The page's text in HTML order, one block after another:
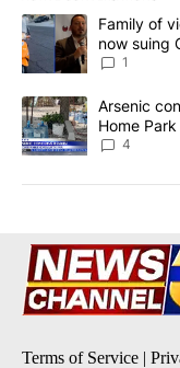
The following is a list
A trending article
Family of
now suing
1
A trending article
Arsenic
Home Park
4
Terms of Service |